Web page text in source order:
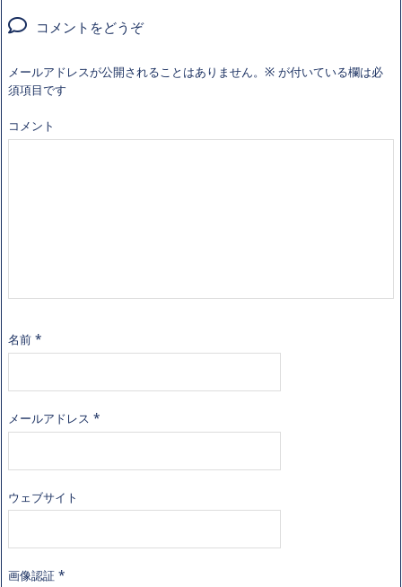
コメントをどうぞ
メールアドレスが公開されることはありません。 ※ が付いている欄は必
須項目です
コメント
名前 *
メールアドレス *
ウェブサイト
画像認証 *